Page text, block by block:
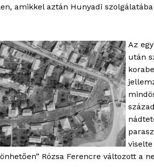
ELŐFIZETÉS
amikkel aztán Hunyadi
Az
után
Rózsa Ferencre változott a